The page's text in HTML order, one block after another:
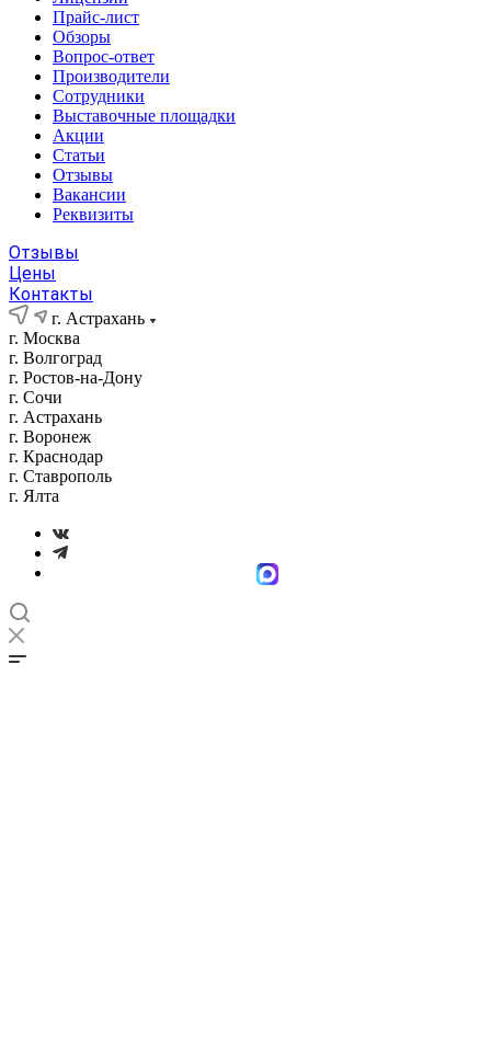
Прайс-лист
Обзоры
Вопрос-ответ
Производители
Сотрудники
Выставочные площадки
Акции
Статьи
Отзывы
Вакансии
Реквизиты
Отзывы
Цены
Контакты
г. Астрахань
г. Москва
г. Волгоград
г. Ростов-на-Дону
г. Сочи
г. Астрахань
г. Воронеж
г. Краснодар
г. Ставрополь
г. Ялта